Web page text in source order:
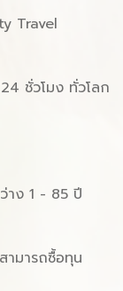
Travel
ชั่วโมง ทั่วโลก
าง 1 - 85 ปี
ามารถซื้อทุน